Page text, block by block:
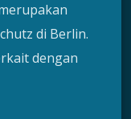
di Berlin.
dengan